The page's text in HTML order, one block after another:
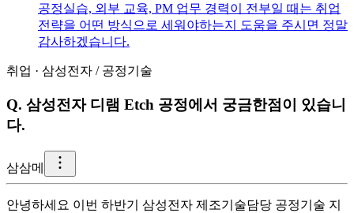
공정실습, 외부 교육, PM 업무 경력이 전부일 때는 취업
전략을 어떤 방식으로 세워야하는지 도움을 주시면 정말
감사하겠습니다.
취업 · 삼성전자 / 공정기술
Q. 삼성전자 디램 Etch 공정에서 궁금한점이 있습니
다.
삼삼메
안녕하세요 이번 하반기 삼성전자 제조기술담당 공정기술 지